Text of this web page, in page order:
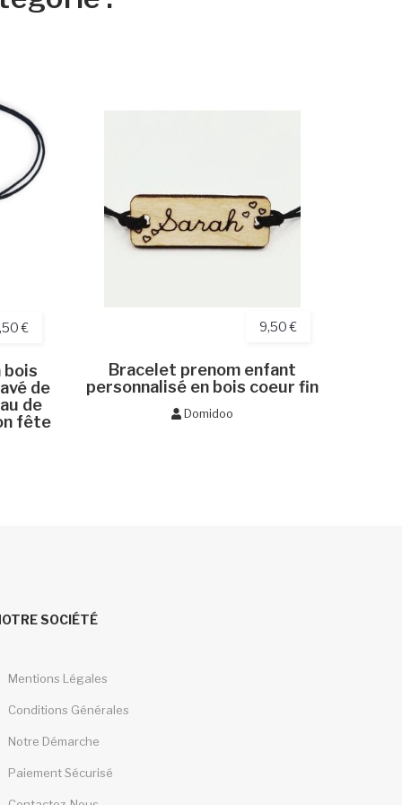
€
bois
de
de
fête
9,50 €
Bracelet prenom enfant
personnalisé en bois coeur fin
Domidoo
SOCIÉTÉ
Mentions Légales
Conditions Générales
Notre Démarche
Paiement Sécurisé